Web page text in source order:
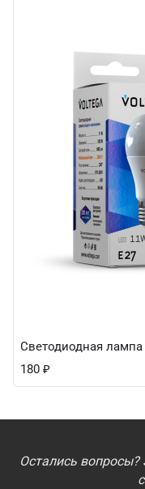
Светодиодная лампа
180 ₽
Остались